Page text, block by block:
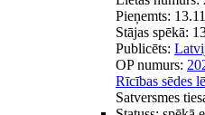
Pieņemts:
Stājas spēkā:
Publicēts:
OP numurs:
Rīcības sēdes
Satversmes